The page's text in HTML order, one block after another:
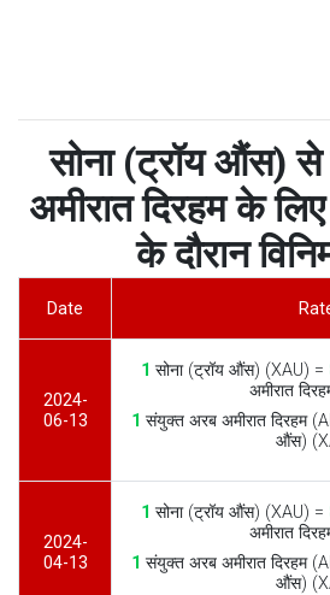
सोना (ट्रॉय औंस)
अमीरात दिरहम के
के दौरान
Date
2024-
06-13
1 सोना (ट्रॉय औंस) (XAU) =
अमीरात
1 संयुक्त अरब अमीरात दिरहम
औंस)
2024-
04-13
1 सोना (ट्रॉय औंस) (XAU) =
अमीरात
1 संयुक्त अरब अमीरात दिरहम
औंस)